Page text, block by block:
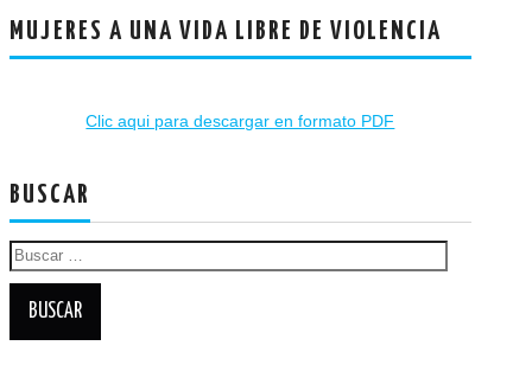
MUJERES A UNA VIDA LIBRE DE VIOLENCIA
Clic aqui para descargar en formato PDF
BUSCAR